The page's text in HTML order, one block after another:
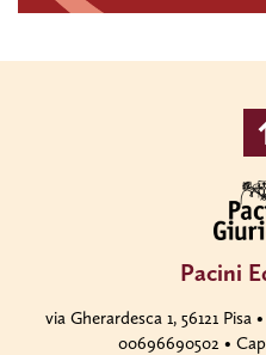
Pacini
via Gherardesca 1, 56121
00696690502 •